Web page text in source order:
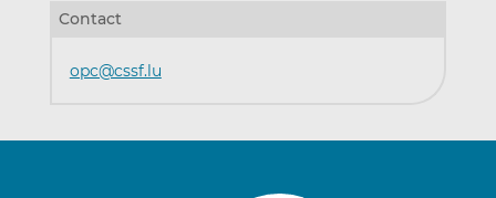
Contact
opc@cssf.lu